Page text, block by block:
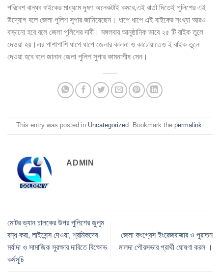
পরিবেশ বান্ধব বাইকের মাধ্যমে দূষণ অনেকটাই কমবে,এই বার্তা দিতেই পুলিশের এই
উদ্যোগ বলে জেলা পুলিশ সুপার জানিয়েছেন। ধাপে ধাপে এই বাইকের সংখ্যা আরও
বাড়ানো হবে বলে জেলা পুলিশের দাবী। মঙ্গলবার আনুষ্ঠানিক ভাবে ২৫ টি বাইক তুলে
দেওয়া হয়।এর পাশাপাশি ধাপে ধাপে জেলার কালনা ও কাটোয়াতেও ই বাইক তুলে
দেওয়া হবে বলে জানান জেলা পুলিশ সুপার কামনাশীষ সেন।
This entry was posted in Uncategorized . Bookmark the permalink
ADMIN
মোটর ভ্যান চালকের উপর পুলিশের জুলুম
বন্ধ করা, লাইসেন্স দেওয়া, শ্রমিকদের
মর্যাদা ও সামাজিক সুরক্ষার দাবিতে বিক্ষোভ
কর্মসূচি
জেলা কংগ্রেস ইংরেজবাজার ও পুরাতন
মালদা পৌরসভার প্রার্থী ঘোষণা করল ।